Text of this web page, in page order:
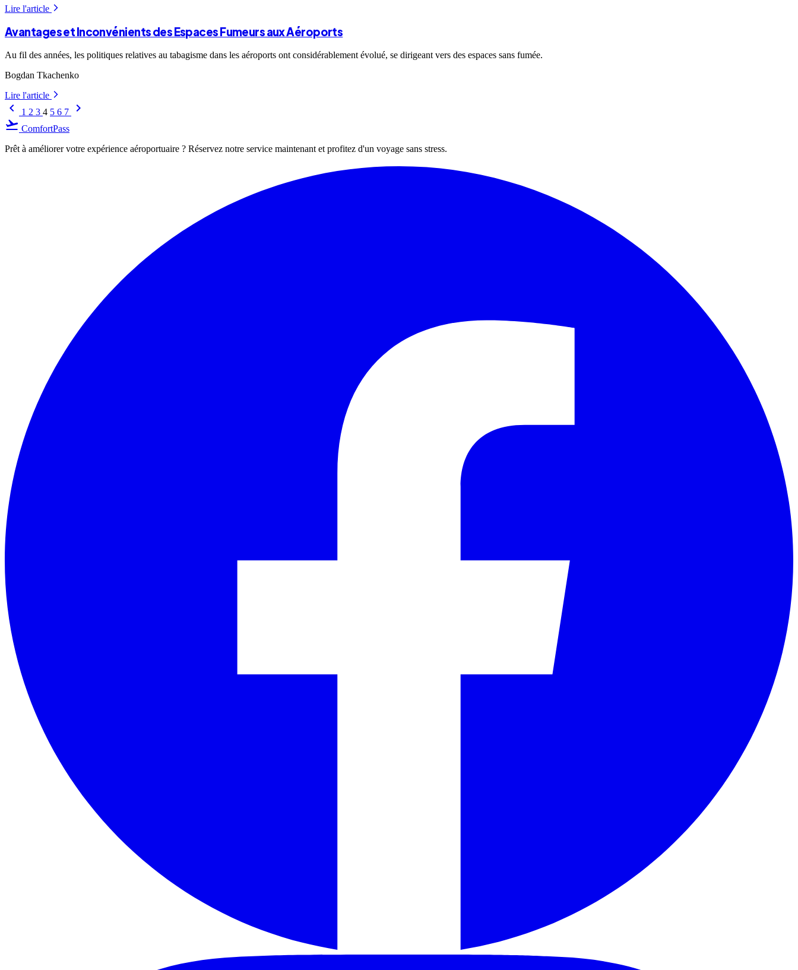
Lire l'article arrow_forward_ios
Avantages et Inconvénients des Espaces Fumeurs aux Aéroports
Au fil des années, les politiques relatives au tabagisme dans les aéroports ont considérablement évolué, se dirigeant vers des espaces sans fumée.
Bogdan Tkachenko
Lire l'article arrow_forward_ios
keyboard_arrow_left 1 2 3 4 5 6 7
keyboard_arrow_right
flight_takeoff ComfortPass
Prêt à améliorer votre expérience aéroportuaire ? Réservez notre service maintenant et profitez d'un voyage sans stress.